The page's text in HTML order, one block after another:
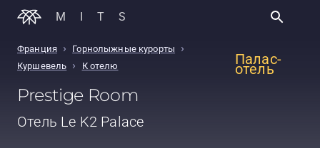
MITS
Палас-
отель
Франция › Горнолыжные курорты ›
Куршевель › К отелю
Prestige Room
Отель Le K2 Palace